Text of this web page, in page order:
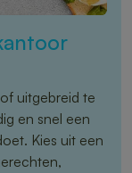
uitgebreid te
en snel een
Kies uit een